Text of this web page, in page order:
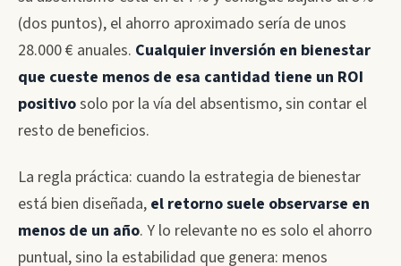
(dos puntos), el ahorro aproximado sería de unos
28.000 € anuales. Cualquier inversión en bienestar
que cueste menos de esa cantidad tiene un ROI
positivosolo por la vía del absentismo, sin contar el
resto de beneficios.
La regla práctica: cuando la estrategia de bienestar
está bien diseñada, el retorno suele observarse en
menos de un año. Y lo relevante no es solo el ahorro
puntual, sino la estabilidad que genera: menos